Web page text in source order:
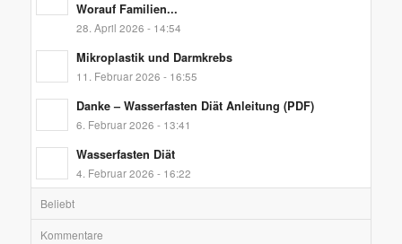
Worauf Familien...
28. April 2026 - 14:54
Mikroplastik und Darmkrebs
11. Februar 2026 - 16:55
Danke – Wasserfasten Diät Anleitung (PDF)
6. Februar 2026 - 13:41
Wasserfasten Diät
4. Februar 2026 - 16:22
Beliebt
Kommentare